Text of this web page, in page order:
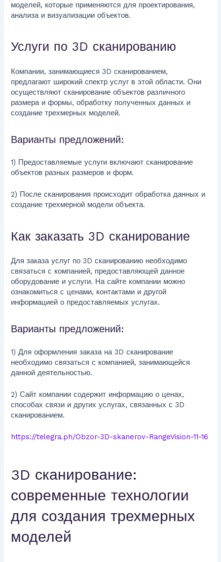
моделей, которые применяются для проектирования,
анализа и визуализации объектов.
Услуги по 3D сканированию
Компании, занимающиеся 3D сканированием,
предлагают широкий спектр услуг в этой области. Они
осуществляют сканирование объектов различного
размера и формы, обработку полученных данных и
создание трехмерных моделей.
Варианты предложений:
1) Предоставляемые услуги включают сканирование
объектов разных размеров и форм.
2) После сканирования происходит обработка данных и
создание трехмерной модели объекта.
Как заказать 3D сканирование
Для заказа услуг по 3D сканированию необходимо
связаться с компанией, предоставляющей данное
оборудование и услуги. На сайте компании можно
ознакомиться с ценами, контактами и другой
информацией о предоставляемых услугах.
Варианты предложений:
1) Для оформления заказа на 3D сканирование
необходимо связаться с компанией, занимающейся
данной деятельностью.
2) Сайт компании содержит информацию о ценах,
способах связи и других услугах, связанных с 3D
сканированием.
https://telegra.ph/Obzor-3D-skanerov-RangeVision-11-16
3D сканирование:
современные технологии
для создания трехмерных
моделей